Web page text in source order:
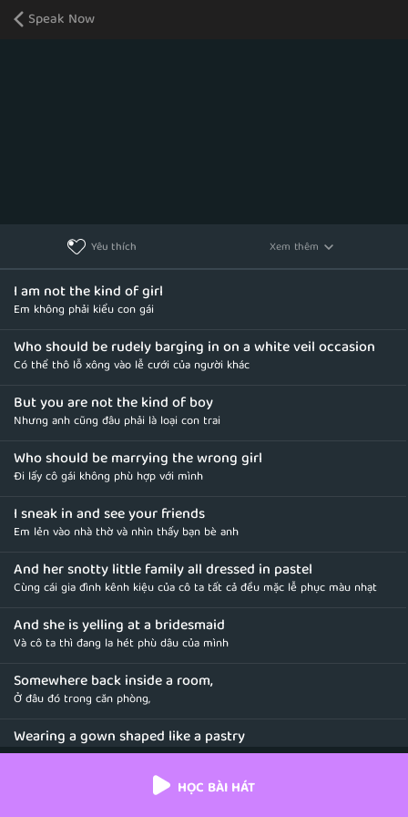
Speak Now
Yêu thích Xem thêm
I am not the kind of girl
Em không phải kiểu con gái
Who should be rudely barging in on a white veil occasion
Có thể thô lỗ xông vào lễ cưới của người khác
But you are not the kind of boy
Nhưng anh cũng đâu phải là loại con trai
Who should be marrying the wrong girl
Đi lấy cô gái không phù hợp với mình
I sneak in and see your friends
Em lẻn vào nhà thờ và nhìn thấy bạn bè anh
And her snotty little family all dressed in pastel
Cùng cái gia đình kênh kiệu của cô ta tất cả đều mặc lễ phục màu nhạt
And she is yelling at a bridesmaid
Và cô ta thì đang la hét phù dâu của mình
Somewhere back inside a room,
Ở đâu đó trong căn phòng,
Wearing a gown shaped like a pastry
Trong khi đang mặc bộ váy cưới trông như cái bánh nướng
This is surely not what you thought it would be
HỌC BÀI HÁT